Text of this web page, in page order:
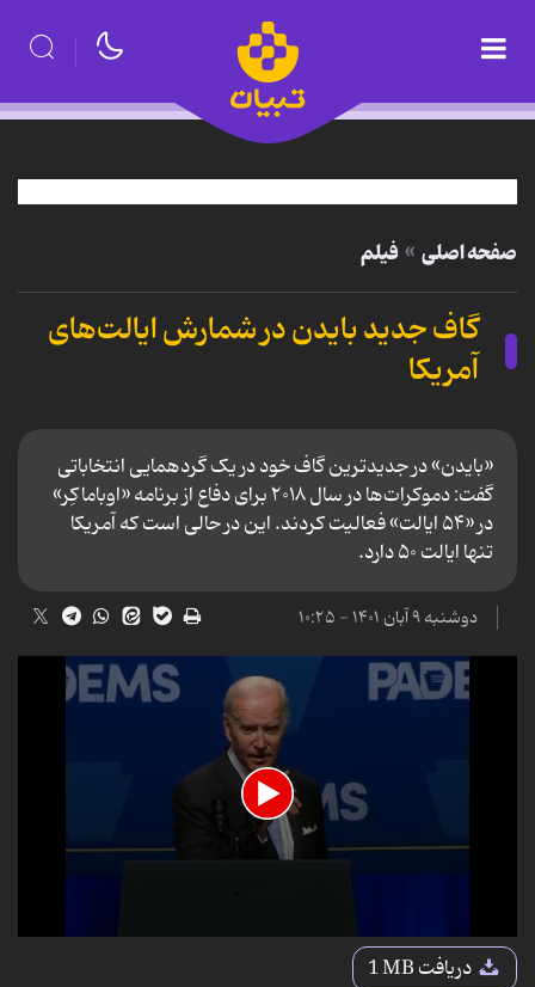
صفحه اصلی فیلم
گاف جدید بایدن در شمارش ایالت‌های
آمریکا
«بایدن» در جدیدترین گاف خود در یک گردهمایی انتخاباتی
گفت: دموکرات‌ها در سال ۲۰۱۸ برای دفاع از برنامه «اوباماکِر»
در «۵۴ ایالت» فعالیت کردند. این در حالی است که آمریکا
تنها ایالت ۵۰ دارد.
دوشنبه ۹ آبان ۱۴۰۱ - ۱۰:۲۵
0
دریافت1 MB